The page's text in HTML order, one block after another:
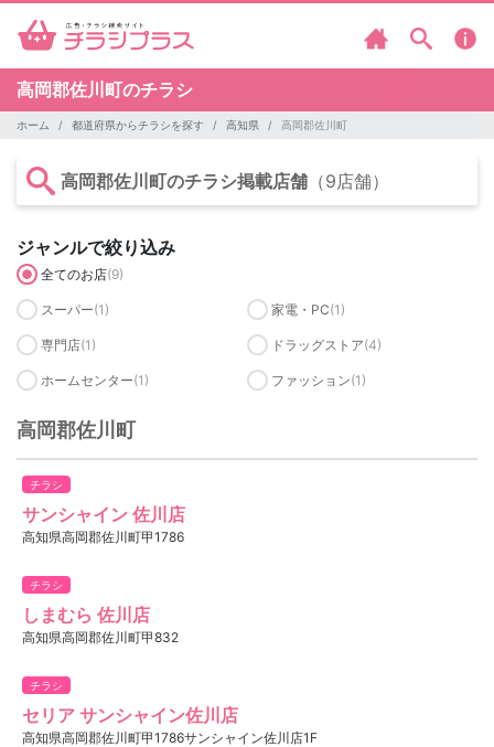
高岡郡佐川町のチラシ
ホーム 都道府県からチラシを探す 高知県 高岡郡佐川町
高岡郡佐川町のチラシ掲載店舗 （9店舗）
ジャンルで絞り込み
全てのお店(9)
スーパー(1) 家電・PC(1)
専門店(1) ドラッグストア(4)
ホームセンター(1) ファッション(1)
高岡郡佐川町
チラシ
サンシャイン 佐川店
高知県高岡郡佐川町甲1786
チラシ
しまむら 佐川店
高知県高岡郡佐川町甲832
チラシ
セリア サンシャイン佐川店
高知県高岡郡佐川町甲1786サンシャイン佐川店1F